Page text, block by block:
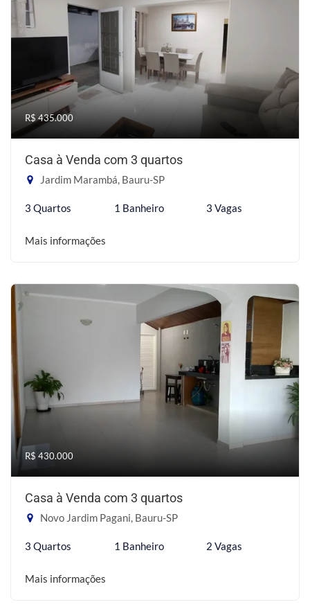
R$ 435.000
Casa à Venda com 3 quartos
Jardim Marambá, Bauru-SP
3 Quartos 1 Banheiro 3 Vagas
Mais informações
R$ 430.000
Casa à Venda com 3 quartos
Novo Jardim Pagani, Bauru-SP
3 Quartos 1 Banheiro 2 Vagas
Mais informações